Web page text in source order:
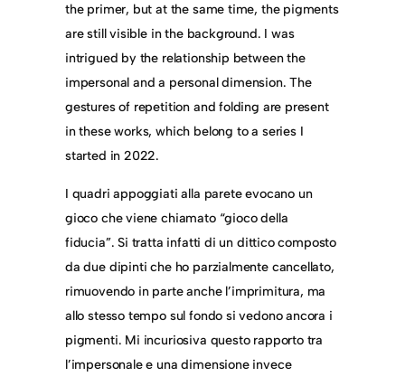
the primer, but at the same time, the pigments
are still visible in the background. I was
intrigued by the relationship between the
impersonal and a personal dimension. The
gestures of repetition and folding are present
in these works, which belong to a series I
started in 2022.
I quadri appoggiati alla parete evocano un
gioco che viene chiamato “gioco della
fiducia”. Si tratta infatti di un dittico composto
da due dipinti che ho parzialmente cancellato,
rimuovendo in parte anche l’imprimitura, ma
allo stesso tempo sul fondo si vedono ancora i
pigmenti. Mi incuriosiva questo rapporto tra
l’impersonale e una dimensione invece